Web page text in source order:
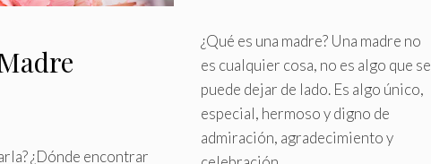
¿Dónde encontrar
¿Qué es una madre? Una madre no
es cualquier cosa, no es algo que se
puede dejar de lado. Es algo único,
especial, hermoso y digno de
admiración, agradecimiento y